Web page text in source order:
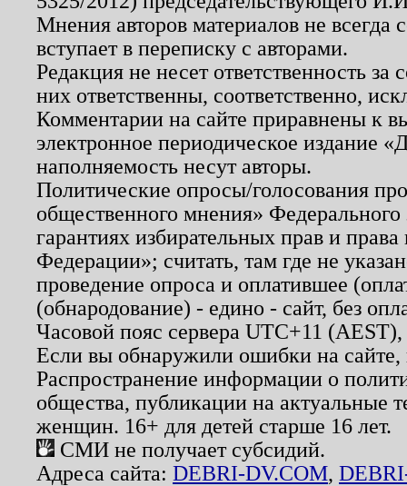
Мнения авторов материалов не
вступает в переписку с авторами.
Редакция не несет ответственность
них ответственны, соответственно,
Комментарии на сайте приравнены к
электронное периодическое издание
наполняемость несут авторы.
Политические опросы/голосования
общественного мнения»
гарантиях избирательных прав и
Федерации»; считать, там где не
проведение опроса и оплатившее
(обнародование) - едино - сайт, без
Часовой пояс сервера UTC+11
Если вы обнаружили ошибки на
Распространение информации о
общества, публикации на актуальные
женщин. 16+ для детей старше 16 лет.
СМИ не получает субсидий.
Адреса сайта: DEBRI-DV.COM,